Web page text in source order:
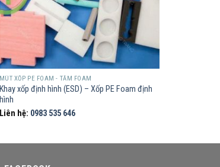
MÚT XỐP PE FOAM - TẤM FOAM
Khay xốp định hình (ESD) – Xốp PE Foam định
hình
Liên hệ: 0983 535 646